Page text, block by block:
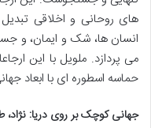
های روحانی و اخلاقی
انسان ها، شک و ایمان، و
می پردازد. ملویل با این
حماسه اسطوره ای با ابعاد
جهانی کوچک بر روی دریا: نژاد،